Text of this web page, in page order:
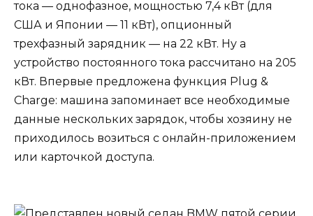
тока — однофазное, мощностью 7,4 кВт (для
США и Японии — 11 кВт), опционный
трехфазный зарядник — на 22 кВт. Ну а
устройство постоянного тока рассчитано на 205
кВт. Впервые предложена функция Plug &
Charge: машина запоминает все необходимые
данные нескольких зарядок, чтобы хозяину не
приходилось возиться с онлайн-приложением
или карточкой доступа.